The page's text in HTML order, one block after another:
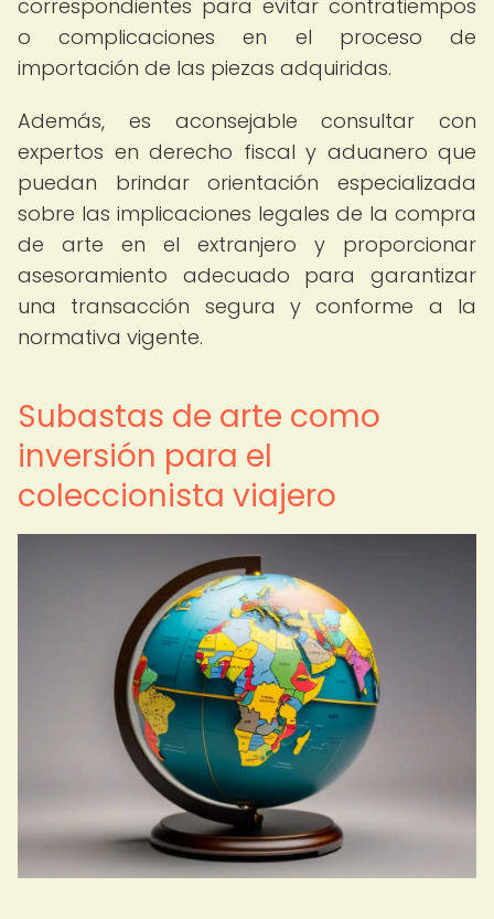
correspondientes para evitar contratiempos
o complicaciones en el proceso de
importación de las piezas adquiridas.
Además, es aconsejable consultar con
expertos en derecho fiscal y aduanero que
puedan brindar orientación especializada
sobre las implicaciones legales de la compra
de arte en el extranjero y proporcionar
asesoramiento adecuado para garantizar
una transacción segura y conforme a la
normativa vigente.
Subastas de arte como
inversión para el
coleccionista viajero